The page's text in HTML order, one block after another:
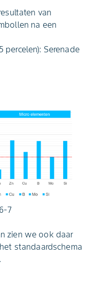
van
na een
percelen): Serenade
7
zien we ook daar
standaardschema